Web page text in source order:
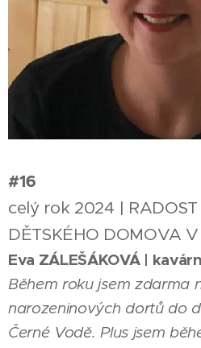
#16
celý rok 2024 | RADOST
DĚTSKÉHO DOMOVA
Eva ZÁLEŠÁKOVÁ |
Během roku jsem zdarma
narozeninových dortů do
Černé Vodě. Plus jsem